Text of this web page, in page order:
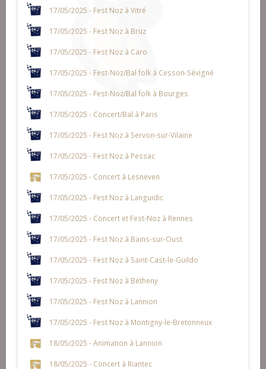
17/05/2025 - Fest Noz à Vitré
17/05/2025 - Fest Noz à Bruz
17/05/2025 - Fest Noz à Caro
17/05/2025 - Fest-Noz/Bal folk à Cesson-Sévigné
17/05/2025 - Fest-Noz/Bal folk à Bourges
17/05/2025 - Concert/Bal à Paris
17/05/2025 - Fest Noz à Servon-sur-Vilaine
17/05/2025 - Fest Noz à Pessac
17/05/2025 - Concert à Lesneven
17/05/2025 - Fest Noz à Languidic
17/05/2025 - Concert et Fest-Noz à Rennes
17/05/2025 - Fest Noz à Bains-sur-Oust
17/05/2025 - Fest Noz à Saint-Cast-le-Guildo
17/05/2025 - Fest Noz à Bétheny
17/05/2025 - Fest Noz à Lannion
17/05/2025 - Fest Noz à Montigny-le-Bretonneux
18/05/2025 - Animation à Lannion
18/05/2025 - Concert à Riantec